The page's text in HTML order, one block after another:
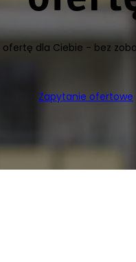
ofertę dla Ciebie - bez
Zapytanie ofertowe